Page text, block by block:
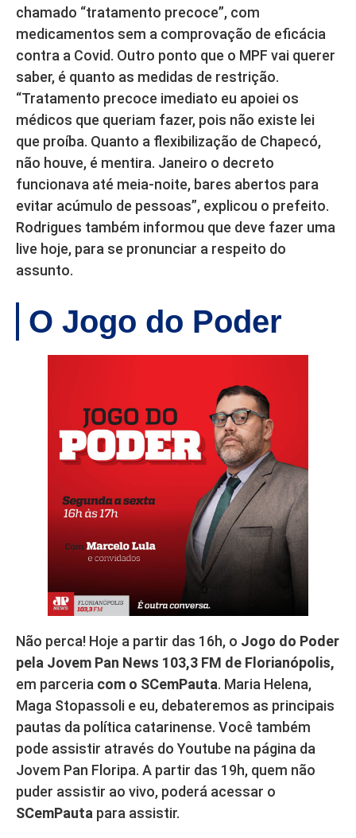
chamado “tratamento precoce”, com
medicamentos sem a comprovação de eficácia
contra a Covid. Outro ponto que o MPF vai querer
saber, é quanto as medidas de restrição.
“Tratamento precoce imediato eu apoiei os
médicos que queriam fazer, pois não existe lei
que proíba. Quanto a flexibilização de Chapecó,
não houve, é mentira. Janeiro o decreto
funcionava até meia-noite, bares abertos para
evitar acúmulo de pessoas”, explicou o prefeito.
Rodrigues também informou que deve fazer uma
live hoje, para se pronunciar a respeito do
assunto.
O Jogo do Poder
Não perca! Hoje a partir das 16h, o Jogo do Poder
pela Jovem Pan News 103,3 FM de Florianópolis,
em parceria com o SCemPauta. Maria Helena,
Maga Stopassoli e eu, debateremos as principais
pautas da política catarinense. Você também
pode assistir através do Youtube na página da
Jovem Pan Floripa. A partir das 19h, quem não
puder assistir ao vivo, poderá acessar o
SCemPauta para assistir.